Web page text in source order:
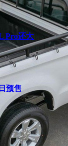
Pro还大
预售